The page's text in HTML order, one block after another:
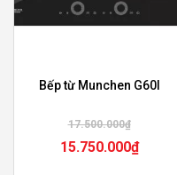
Bếp từ Munchen G60I
17.500.000₫
15.750.000₫